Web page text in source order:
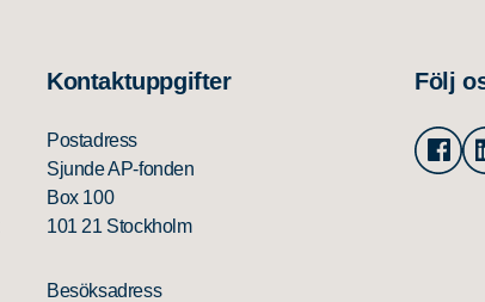
Kontaktuppgifter
Postadress
Sjunde AP-fonden
Box 100
101 21 Stockholm
Besöksadress
Följ